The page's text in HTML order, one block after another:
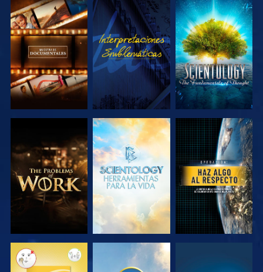
EXPLORA LAS
SERIES
VE
EXPLORA LAS
SERIES
EXPLORA LAS
SERIES
EXPLORA LAS
SERIES
VE